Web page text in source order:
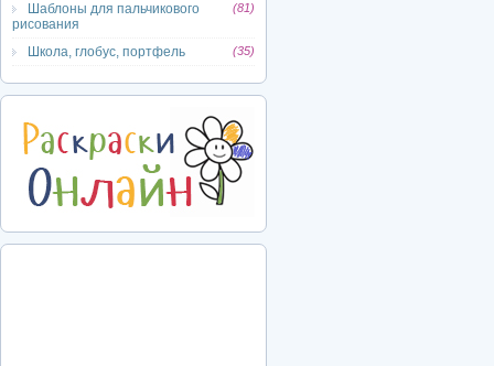
Шаблоны для пальчикового
рисования
(81)
Школа, глобус, портфель (35)